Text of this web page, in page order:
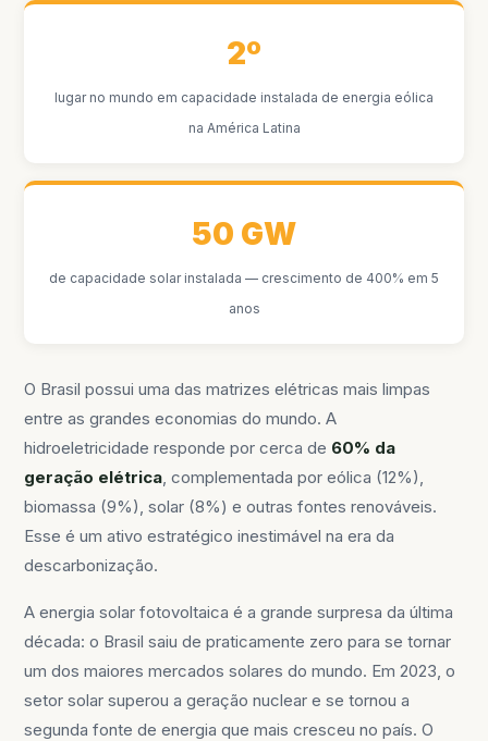
2º
lugar no mundo em capacidade instalada de energia eólica
na América Latina
50 GW
de capacidade solar instalada — crescimento de 400% em 5
anos
O Brasil possui uma das matrizes elétricas mais limpas
entre as grandes economias do mundo. A
hidroeletricidade responde por cerca de 60% da
geração elétrica, complementada por eólica (12%),
biomassa (9%), solar (8%) e outras fontes renováveis.
Esse é um ativo estratégico inestimável na era da
descarbonização.
A energia solar fotovoltaica é a grande surpresa da última
década: o Brasil saiu de praticamente zero para se tornar
um dos maiores mercados solares do mundo. Em 2023, o
setor solar superou a geração nuclear e se tornou a
segunda fonte de energia que mais cresceu no país. O